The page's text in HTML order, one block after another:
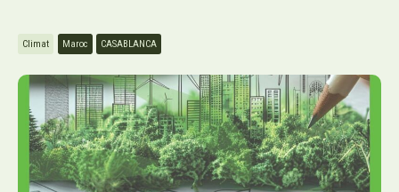
Climat Maroc CASABLANCA